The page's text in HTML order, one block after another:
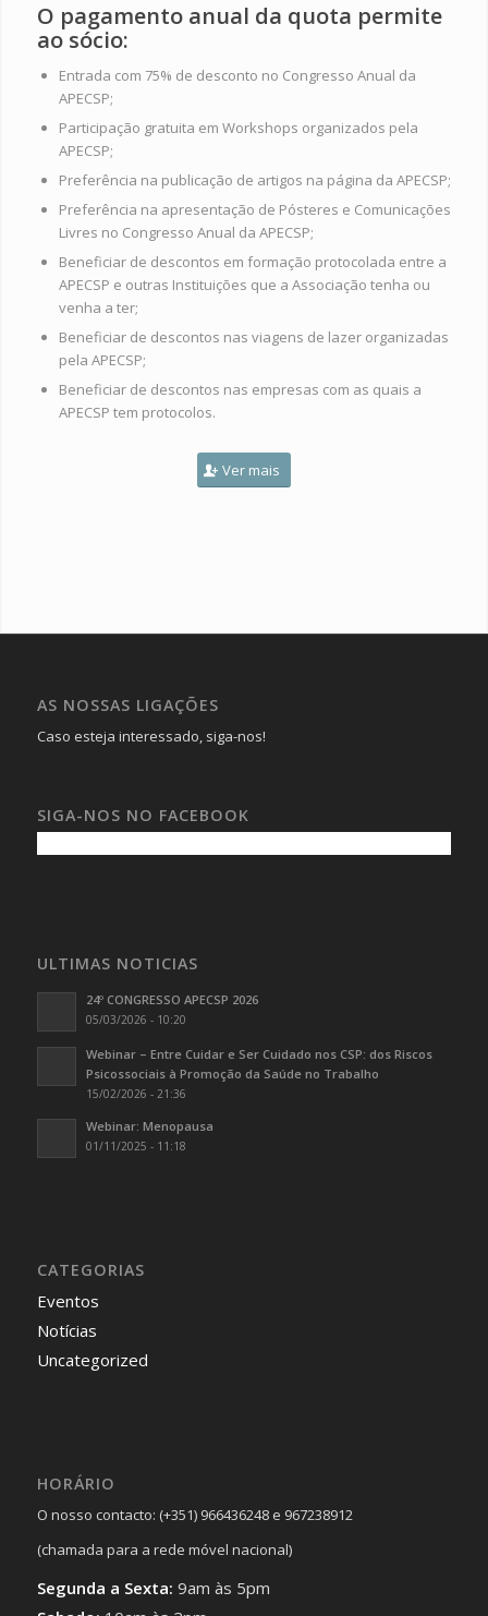
O pagamento anual da quota permite
ao sócio:
Entrada com 75% de desconto no Congresso Anual da
APECSP;
Participação gratuita em Workshops organizados pela
APECSP;
Preferência na publicação de artigos na página da APECSP;
Preferência na apresentação de Pósteres e Comunicações
Livres no Congresso Anual da APECSP;
Beneficiar de descontos em formação protocolada entre a
APECSP e outras Instituições que a Associação tenha ou
venha a ter;
Beneficiar de descontos nas viagens de lazer organizadas
pela APECSP;
Beneficiar de descontos nas empresas com as quais a
APECSP tem protocolos.
Ver mais
AS NOSSAS LIGAÇÕES
Caso esteja interessado, siga-nos!
SIGA-NOS NO FACEBOOK
ULTIMAS NOTICIAS
24º CONGRESSO APECSP 2026
05/03/2026 - 10:20
Webinar – Entre Cuidar e Ser Cuidado nos CSP: dos Riscos
Psicossociais à Promoção da Saúde no Trabalho
15/02/2026 - 21:36
Webinar: Menopausa
01/11/2025 - 11:18
CATEGORIAS
Eventos
Notícias
Uncategorized
HORÁRIO
O nosso contacto: (+351) 966436248 e 967238912
(chamada para a rede móvel nacional)
Segunda a Sexta: 9am às 5pm